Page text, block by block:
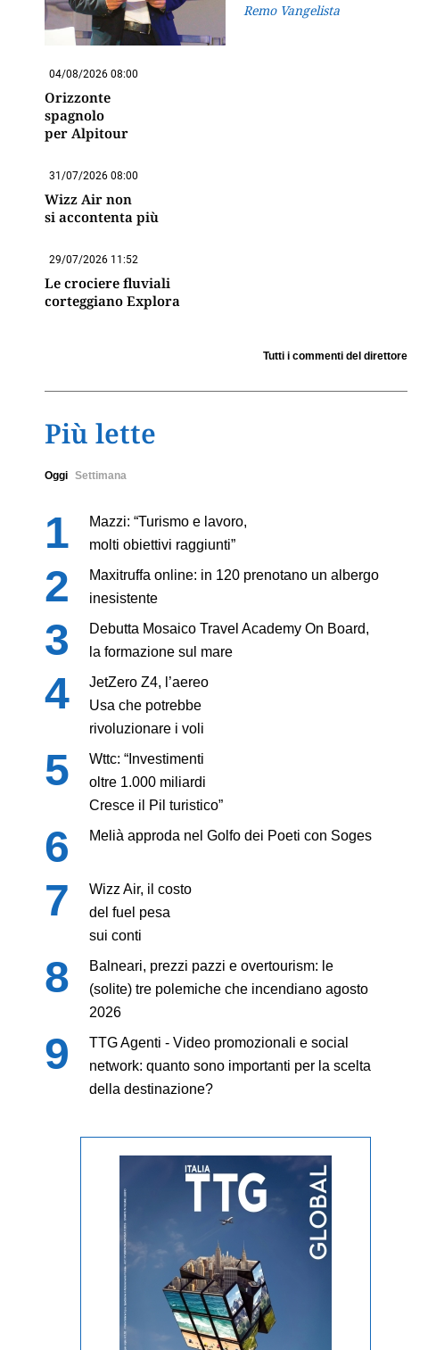
Remo Vangelista
04/08/2026 08:00
Orizzonte
spagnolo
per Alpitour
31/07/2026 08:00
Wizz Air non
si accontenta più
29/07/2026 11:52
Le crociere fluviali
corteggiano Explora
Tutti i commenti del direttore
Più lette
Oggi Settimana
Mazzi: “Turismo e lavoro,
molti obiettivi raggiunti”
Maxitruffa online: in 120 prenotano un albergo
inesistente
Debutta Mosaico Travel Academy On Board,
la formazione sul mare
JetZero Z4, l’aereo
Usa che potrebbe
rivoluzionare i voli
Wttc: “Investimenti
oltre 1.000 miliardi
Cresce il Pil turistico”
Melià approda nel Golfo dei Poeti con Soges
Wizz Air, il costo
del fuel pesa
sui conti
Balneari, prezzi pazzi e overtourism: le
(solite) tre polemiche che incendiano agosto
2026
TTG Agenti - Video promozionali e social
network: quanto sono importanti per la scelta
della destinazione?